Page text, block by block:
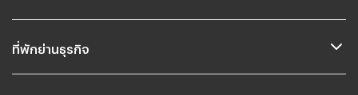
ที่พักย่านธุรกิจ